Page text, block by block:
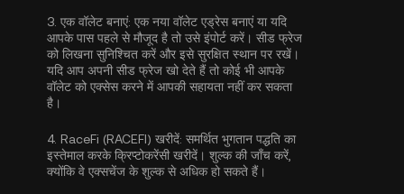
3. एक वॉलेट बनाएं: एक नया वॉलेट एड्रेस बनाएं या यदि
आपके पास पहले से मौजूद है तो उसे इंपोर्ट करें। सीड फ्रेज
को लिखना सुनिश्चित करें और इसे सुरक्षित स्थान पर रखें।
यदि आप अपनी सीड फ्रेज खो देते हैं तो कोई भी आपके
वॉलेट को एक्सेस करने में आपकी सहायता नहीं कर सकता
है।
4. RaceFi (RACEFI) खरीदें: समर्थित भुगतान पद्धति का
इस्तेमाल करके क्रिप्टोकरेंसी खरीदें। शुल्क की जाँच करें,
क्योंकि वे एक्सचेंज के शुल्क से अधिक हो सकते हैं।